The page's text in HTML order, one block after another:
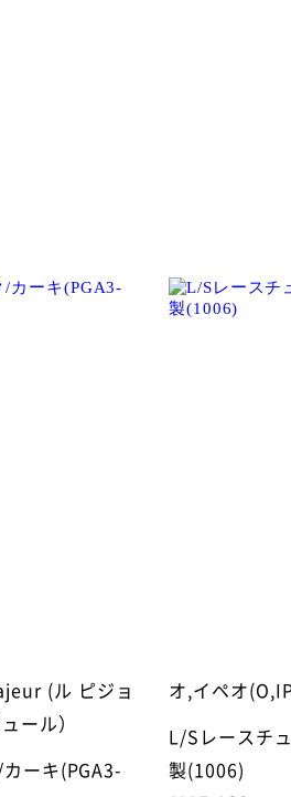
(ル ピジョ
ール）
ーキ(PGA3-
オ,イペオ
L/Sレースチ
製(1006)